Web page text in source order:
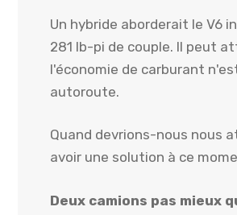
Un hybride aborderait le V6
281 lb-pi de couple. Il peut
l'économie de carburant
autoroute.
Quand devrions-nous nous
avoir une solution à ce
Deux camions pas mieux